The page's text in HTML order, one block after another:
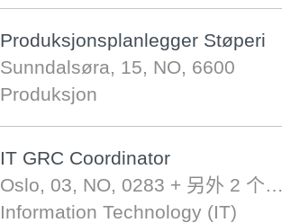
Produksjonsplanlegger Støperi
Sunndalsøra, 15, NO, 6600
Produksjon
IT GRC Coordinator
Oslo, 03, NO, 0283 + 另外 2 个…
Information Technology (IT)